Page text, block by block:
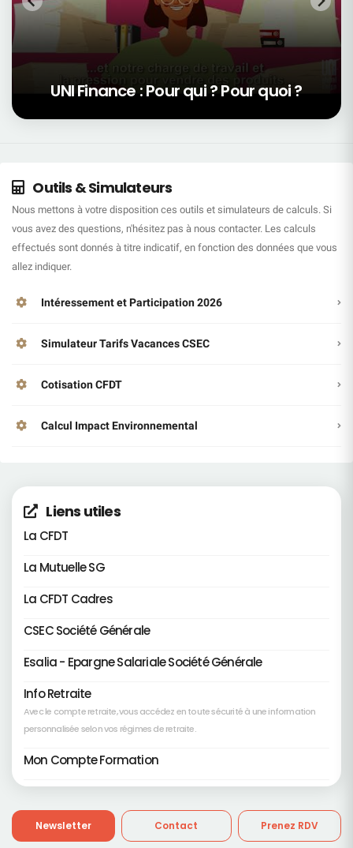
UNI Finance : Pour qui ? Pour quoi ?
Outils & Simulateurs
Nous mettons à votre disposition ces outils et simulateurs de calculs. Si
vous avez des questions, n'hésitez pas à nous contacter. Les calculs
effectués sont donnés à titre indicatif, en fonction des données que vous
allez indiquer.
Intéressement et Participation 2026
Simulateur Tarifs Vacances CSEC
Cotisation CFDT
Calcul Impact Environnemental
Liens utiles
La CFDT
La Mutuelle SG
La CFDT Cadres
CSEC Société Générale
Esalia - Epargne Salariale Société Générale
Info Retraite
Avec le compte retraite, vous accédez en toute sécurité à une information
personnalisée selon vos régimes de retraite.
Mon Compte Formation
Newsletter Contact Prenez RDV